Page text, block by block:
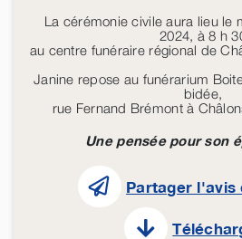
La cérémonie civile aura lieu le
2024, à 8 h
au centre funéraire régional de
Janine repose au funérarium
bidée,
rue Fernand Brémont à
Une pensée pour son
Partager l'avis